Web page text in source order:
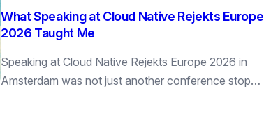
What Speaking at Cloud Native Rejekts Europe
2026 Taught Me
Speaking at Cloud Native Rejekts Europe 2026 in
Amsterdam was not just another conference stop…